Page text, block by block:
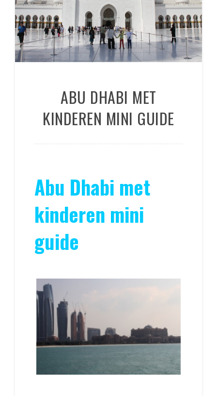
ABU DHABI MET
KINDEREN MINI GUIDE
Abu Dhabi met
kinderen mini
guide